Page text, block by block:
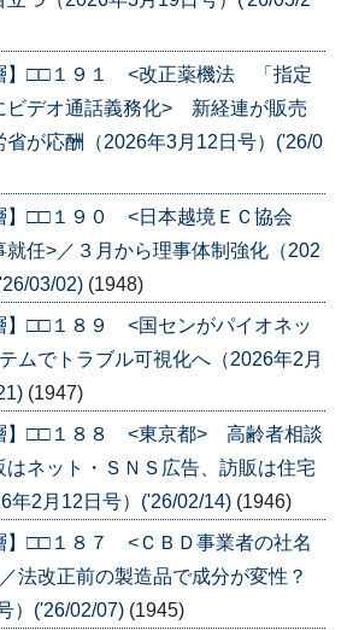
】□□１９１ <改正薬機法 「指定
ビデオ通話義務化> 新経連が販売
省が応酬（2026年3月12日号）('26/0
】□□１９０ <日本越境ＥＣ協会
就任>／３月から理事体制強化（202
03/02) (1948)
】□□１８９ <国センがパイオネッ
ムでトラブル可視化へ（2026年2月
(1947)
】□□１８８ <東京都> 高齢者相談
はネット・ＳＮＳ広告、訪販は住宅
年2月12日号）('26/02/14) (1946)
】□□１８７ <ＣＢＤ事業者の社名
法改正前の製造品で成分が変性？
）('26/02/07) (1945)